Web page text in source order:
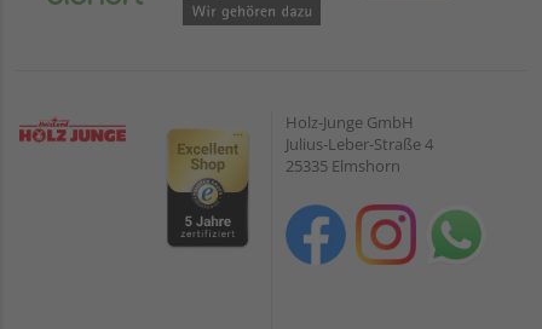
Holz-Junge GmbH
Julius-Leber-Straße 4
25335 Elmshorn